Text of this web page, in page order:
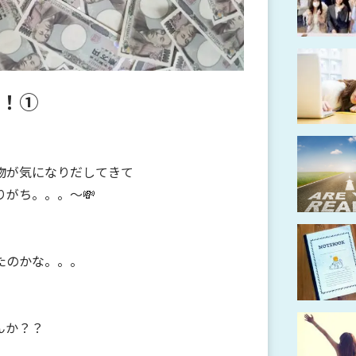
！①
気になりだしてきて
がち。。。～💸
かな。。。
？？